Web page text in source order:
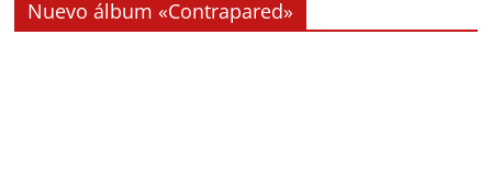
Nuevo álbum «Contrapared»